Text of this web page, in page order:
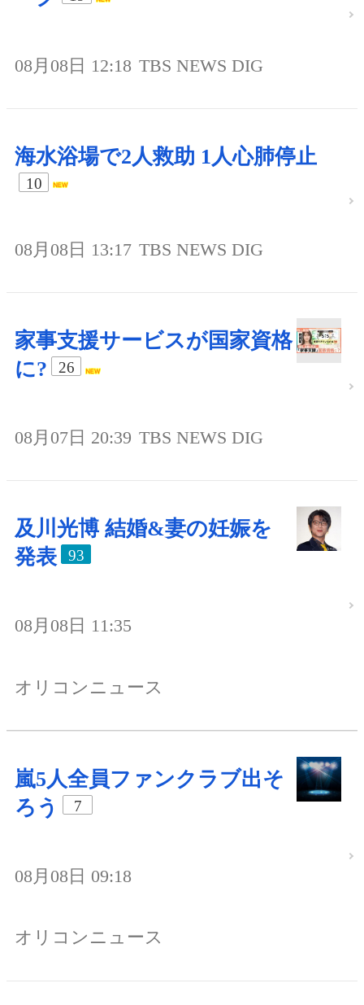
08月08日 12:18 TBS NEWS DIG
海水浴場で2人救助 1人心肺停止
10
08月08日 13:17 TBS NEWS DIG
家事支援サービスが国家資格
に?
26
08月07日 20:39 TBS NEWS DIG
及川光博 結婚&妻の妊娠を
発表
93
08月08日 11:35
オリコンニュース
嵐5人全員ファンクラブ出そ
ろう
7
08月08日 09:18
オリコンニュース